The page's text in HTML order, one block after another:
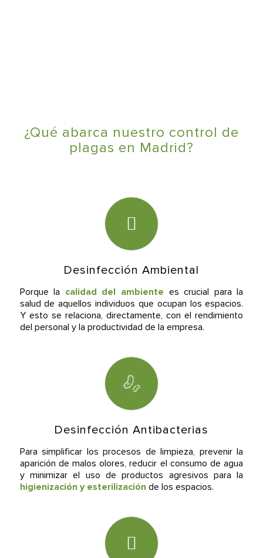
¿Qué abarca nuestro control de
plagas en Madrid?
Desinfección Ambiental
Porque la calidad del ambiente es crucial para la
salud de aquellos individuos que ocupan los espacios.
Y esto se relaciona, directamente, con el rendimiento
del personal y la productividad de la empresa.
Desinfección Antibacterias
Para simplificar los procesos de limpieza, prevenir la
aparición de malos olores, reducir el consumo de agua
y minimizar el uso de productos agresivos para la
higienización y esterilización de los espacios.